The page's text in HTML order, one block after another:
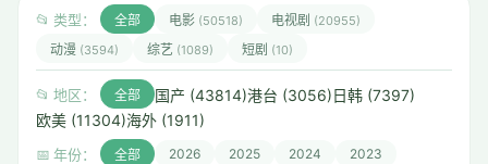
📂 类型： 全部 电影 (50518) 电视剧 (20955)
动漫 (3594) 综艺 (1089) 短剧 (10)
📂 地区： 全部 国产 (43814)港台 (3056)日韩 (7397)
欧美 (11304)海外 (1911)
📅 年份： 全部 2026 2025 2024
2023